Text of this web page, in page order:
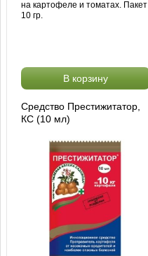
на картофеле и томатах. Пакет
10 гр.
В корзину
Средство Престижитатор,
КС (10 мл)